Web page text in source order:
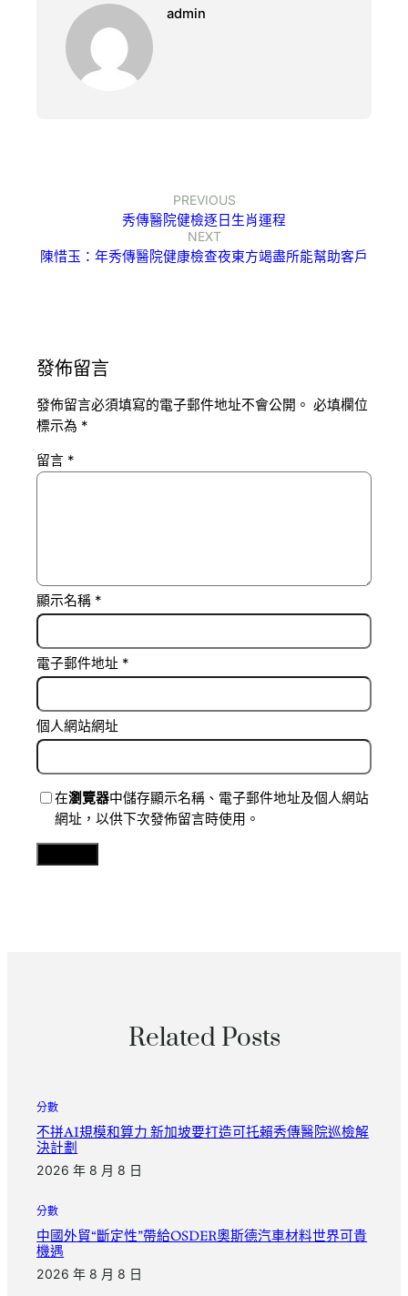
admin
PREVIOUS
秀傳醫院健檢逐日生肖運程
NEXT
陳惜玉：年秀傳醫院健康檢查夜東方竭盡所能幫助客戶
發佈留言
發佈留言必須填寫的電子郵件地址不會公開。 必填欄位
標示為 *
留言 *
顯示名稱 *
電子郵件地址 *
個人網站網址
在瀏覽器中儲存顯示名稱、電子郵件地址及個人網站
網址，以供下次發佈留言時使用。
Related Posts
分數
不拼AI規模和算力 新加坡要打造可托賴秀傳醫院巡檢解
決計劃
2026 年 8 月 8 日
分數
中國外貿“斷定性”帶給OSDER奧斯德汽車材料世界可貴
機遇
2026 年 8 月 8 日